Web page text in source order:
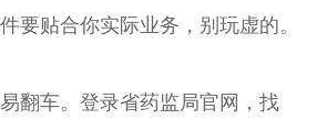
要贴合你实际业务，别玩虚的。
翻车。登录省药监局官网，找